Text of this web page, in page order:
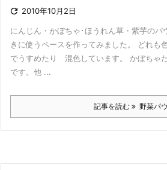
 2010年10月2日
にんじん・かぼちゃ･ほうれん草・紫芋のパ
きに使うペースを作ってみました。 どれ
でうすめたり 混色しています。 かぼちゃ
です。他 ...
記事を読む 野菜パ